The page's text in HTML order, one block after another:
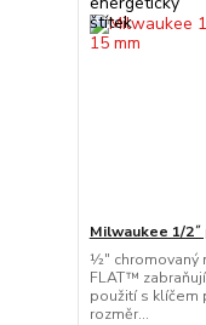
Milwaukee 1/
½″ chromovaný
FLAT™
použití s klíčem
rozměr...